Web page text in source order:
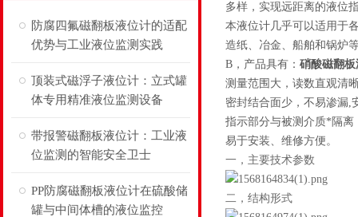
防腐四氟磁翻板液位计的适配
优势与工业液位监测实践
顶装式磁浮子液位计：立式罐
体专用精准液位监测设备
带报警磁翻板液位计：工业液
位监测的智能安全卫士
PP防腐磁翻板液位计在硫酸储
罐与中间体槽的液位监控
多样，实现远距离的液位
本液位计几乎可以适用于
造纸、冶金、船舶和锅炉
B，产品具有： 硝酸磁翻
测量范围大，读数直观清
密封结合面少，不易渗漏,
指示部分与被测介质*隔离
易于安装、维修方便。
一，主要技术参数
二，结构形式